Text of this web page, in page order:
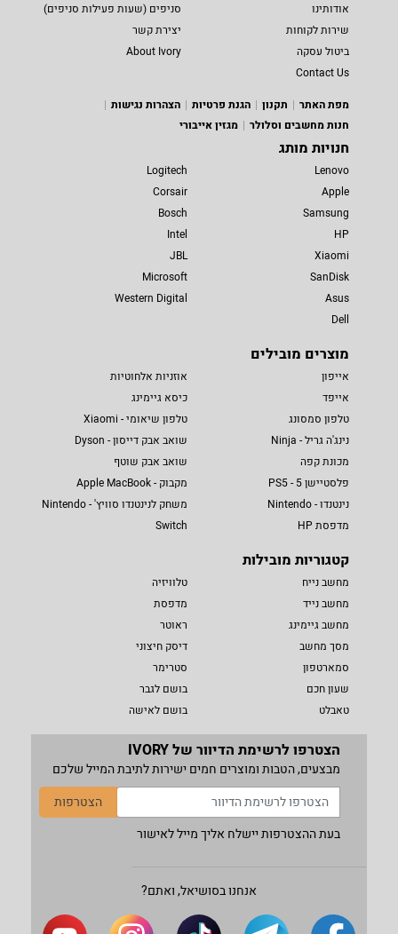
אודותינו
סניפים (שעות פעילות סניפים)
שירות לקוחות
יצירת קשר
ביטול עסקה
About Ivory
Contact Us
מפת האתר
תקנון הגנת פרטיות
הצהרות נגישות
חנות מחשבים וסלולר
מגזין אייבורי
חנויות מותג
Lenovo
Apple
Samsung
HP
Xiaomi
SanDisk
Asus
Dell
Logitech
Corsair
Bosch
Intel
JBL
Microsoft
Western Digital
מוצרים מובילים
אייפון
אייפד
טלפון סמסונג
נינג'ה גריל - Ninja
מכונת קפה
פלסטיישן 5 - PS5
נינטנדו - Nintendo
מדפסת HP
אוזניות אלחוטיות
כיסא גיימינג
טלפון שיאומי - Xiaomi
שואב אבק דייסון - Dyson
שואב אבק שוטף
מקבוק - Apple MacBook
משחק לנינטנדו סוויץ' - Nintendo
Switch
קטגוריות מובילות
מחשב נייח
מחשב נייד
מחשב גיימינג
מסך מחשב
סמארטפון
שעון חכם
טאבלט
טלוויזיה
מדפסת
ראוטר
דיסק חיצוני
סטרימר
בושם לגבר
בושם לאישה
הצטרפו לרשימת הדיוור של IVORY
מבצעים, הטבות ומוצרים חמים ישירות לתיבת המייל שלכם
הצטרפות
בעת ההצטרפות יישלח אליך מייל לאישור
אנחנו בסושיאל, ואתם?